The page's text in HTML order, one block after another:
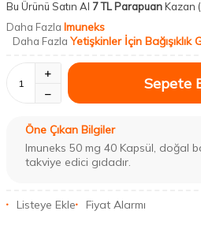
Bu Ürünü Satın Al 7 TL ParapuanKazan
Daha Fazla Imuneks
Daha Fazla Yetişkinler İçin Bağışıklık
Sepete
Öne Çıkan Bilgiler
Imuneks 50 mg 40 Kapsül, doğal
takviye edici gıdadır.
Listeye Ekle Fiyat Alarmı